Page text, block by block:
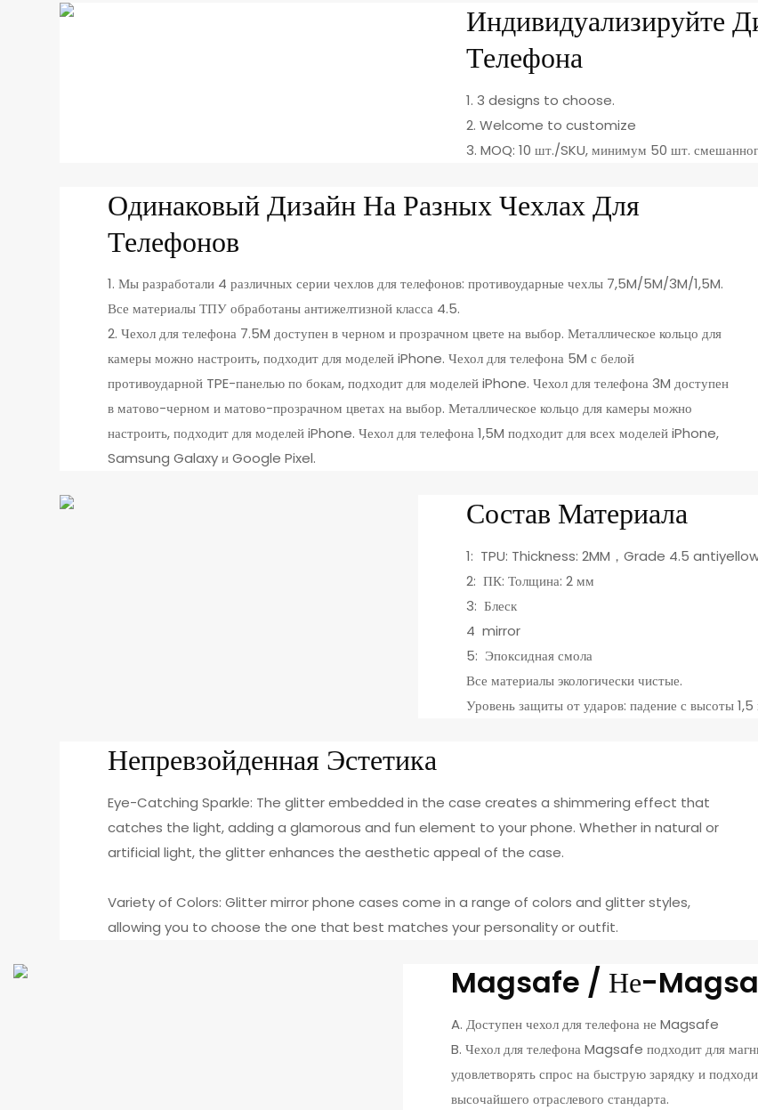
Индивидуализируйте
Телефона
1. 3 designs to choose.
2. Welcome to customize
3. MOQ: 10 шт./SKU, минимум 50 шт.
Одинаковый Дизайн На Разных Чехлах Для
Телефонов
1. Мы разработали 4 различных серии чехлов для телефонов: противоударные чехлы 7,5M/5M/3M/1,5M.
Все материалы ТПУ обработаны антижелтизной класса 4.5.
2. Чехол для телефона 7.5M доступен в черном и прозрачном цвете на выбор. Металлическое кольцо для
камеры можно настроить, подходит для моделей iPhone. Чехол для телефона 5M с белой
противоударной TPE-панелью по бокам, подходит для моделей iPhone. Чехол для телефона 3M доступен
в матово-черном и матово-прозрачном цветах на выбор. Металлическое кольцо для камеры можно
настроить, подходит для моделей iPhone. Чехол для телефона 1,5M подходит для всех моделей iPhone,
Samsung Galaxy и Google Pixel.
Состав Материала
1: TPU: Thickness: 2MM，Grade 4.5
2: ПК: Толщина: 2 мм
3: Блеск
4 mirror
5: Эпоксидная смола
Все материалы экологически чистые.
Уровень защиты от ударов: падение с высоты
Непревзойденная Эстетика
Eye-Catching Sparkle: The glitter embedded in the case creates a shimmering effect that
catches the light, adding a glamorous and fun element to your phone. Whether in natural or
artificial light, the glitter enhances the aesthetic appeal of the case.
Variety of Colors: Glitter mirror phone cases come in a range of colors and glitter styles,
allowing you to choose the one that best matches your personality or outfit.
Magsafe / Не-
A. Доступен чехол для телефона не Magsafe
B. Чехол для телефона Magsafe подходит для
удовлетворять спрос на быструю зарядку и
высочайшего отраслевого стандарта.